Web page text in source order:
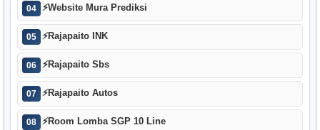
04 ⚡Website Mura Prediksi
05 ⚡Rajapaito INK
06 ⚡Rajapaito Sbs
07 ⚡Rajapaito Autos
08 ⚡Room Lomba SGP 10 Line